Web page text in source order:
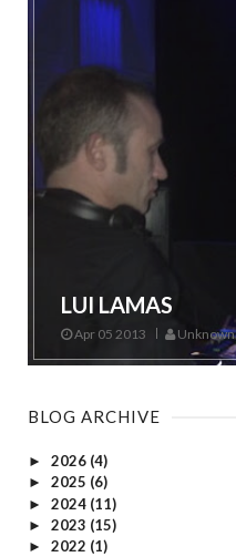
LUI LAMAS
Apr 05 2013 Unknown
BLOG ARCHIVE
► 2026 (4)
► 2025 (6)
► 2024 (11)
► 2023 (15)
► 2022 (1)